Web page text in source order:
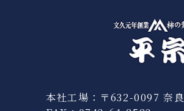
本社工場：〒632-0097 奈